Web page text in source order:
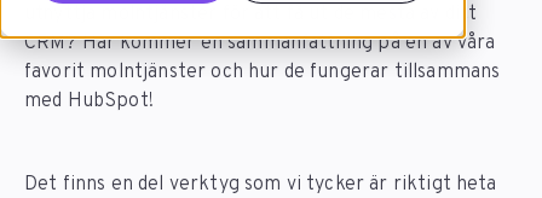
utnyttja molntjänster för att få ut de mesta av ditt
CRM? Här kommer en sammanfattning på en av våra
favorit molntjänster och hur de fungerar tillsammans
med HubSpot!
Det finns en del verktyg som vi tycker är riktigt heta